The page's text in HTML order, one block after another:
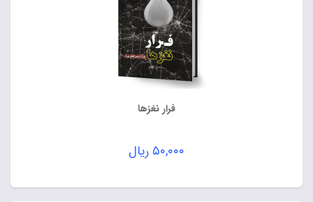
فرار نغزها
۵۰,۰۰۰ ریال